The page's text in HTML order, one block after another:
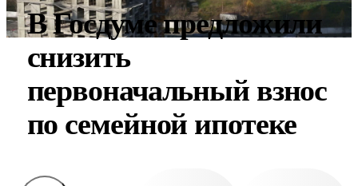
В Госдуме предложили
снизить
первоначальный взнос
по семейной ипотеке